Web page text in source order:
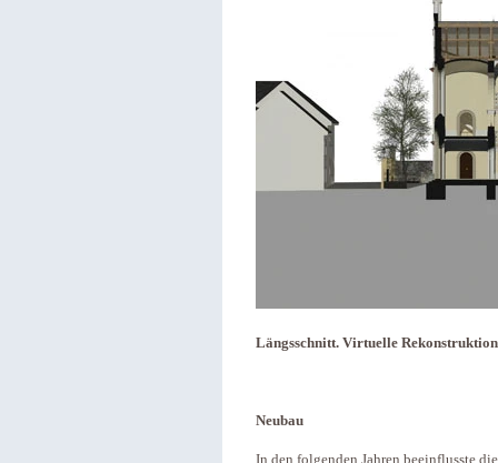
Längsschnitt. Virtuelle
Neubau
In den folgenden Jahren beeinflusste